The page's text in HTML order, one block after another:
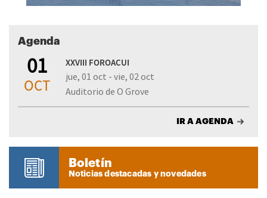
Agenda
01
OCT
XXVIII FOROACUI
jue, 01 oct - vie, 02 oct
Auditorio de O Grove
IR A AGENDA
Boletín
Noticias destacadas y novedades